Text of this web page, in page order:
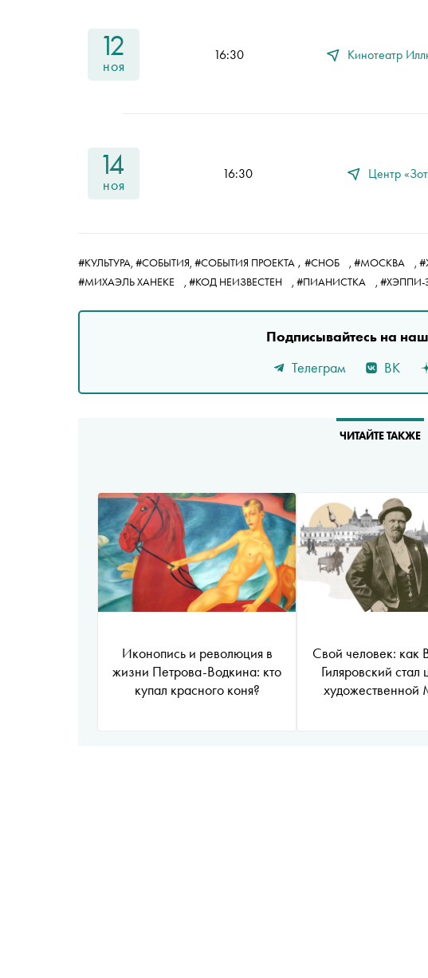
12
ноя
16:30 Кинотеатр
14
ноя
16:30 Центр
#КУЛЬТУРА, #СОБЫТИЯ, #СОБЫТИЯ ПРОЕКТА , #СНОБ , #МОСКВА ,
#МИХАЭЛЬ ХАНЕКЕ
, #КОД НЕИЗВЕСТЕН , #ПИАНИСТКА ,
Подписывайтесь на
Телеграм
ВК
ЧИТАЙТЕ ТАКЖЕ
Иконопись и революция в
жизни Петрова-Водкина: кто
купал красного коня?
Свой человек: как
Гиляровский стал
художественной